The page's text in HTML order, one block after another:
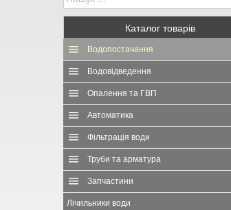
Каталог товарів
Водопостачання
Водовідведення
Опалення та ГВП
Автоматика
Фільтрація води
Труби та арматура
Запчастини
Лічильники води